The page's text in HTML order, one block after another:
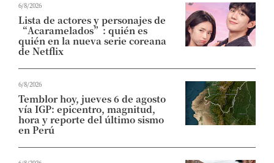
6/8/2026
Lista de actores y personajes de
“Acaramelados”: quién es
quién en la nueva serie coreana
de Netflix
6/8/2026
Temblor hoy, jueves 6 de agosto
vía IGP: epicentro, magnitud,
hora y reporte del último sismo
en Perú